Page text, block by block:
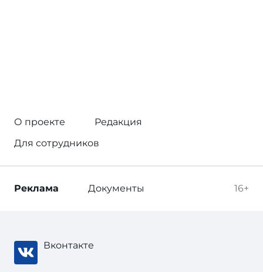
О проекте
Редакция
Для сотрудников
16+
Реклама Документы
Вконтакте